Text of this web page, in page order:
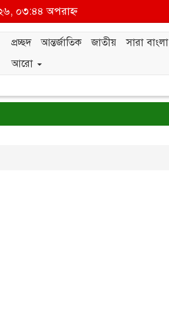
০৩:৪৪ অপরাহ্ন
প্রচ্ছদ আন্তর্জাতিক জাতীয় সারা বাংলা
আরো